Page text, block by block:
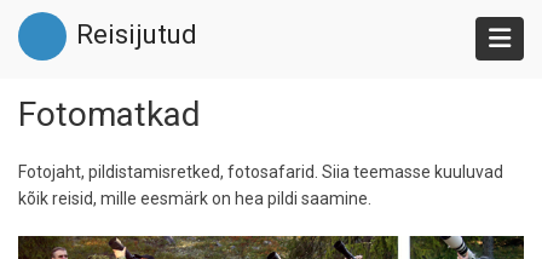
Liigu
edasi
põhisisu
Reisijutud
Fotomatkad
Fotojaht, pildistamisretked, fotosafarid. Siia teemasse kuuluvad
kõik reisid, mille eesmärk on hea pildi saamine.